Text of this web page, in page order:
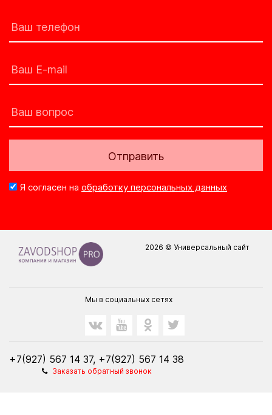
Отправить
Я согласен на обработку персональных данных
2026 © Универсальный сайт
Мы в социальных сетях
+7(927) 567 14 37, +7(927) 567 14 38
Заказать обратный звонок